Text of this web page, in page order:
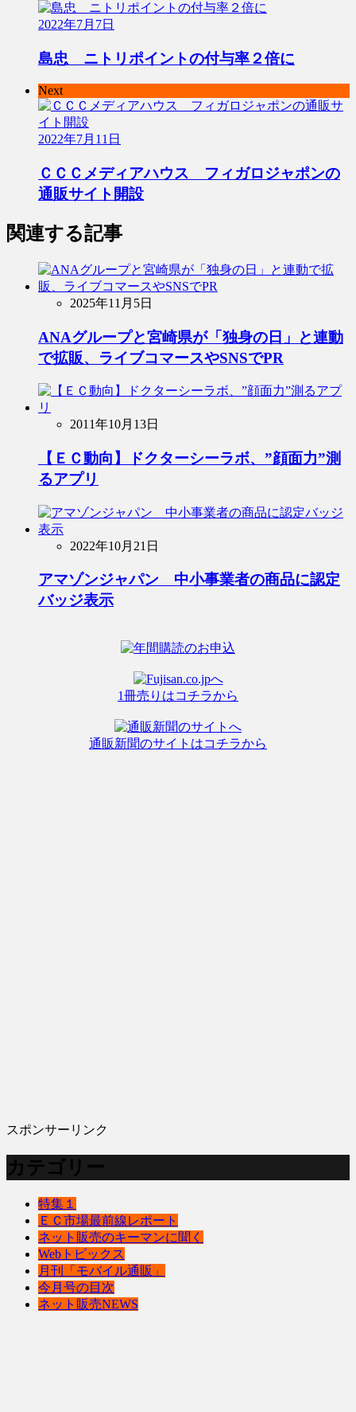
2022年7月7日
島忠 ニトリポイントの付与率２倍に
Next
2022年7月11日
ＣＣＣメディアハウス フィガロジャポンの
通販サイト開設
関連する記事
2025年11月5日
ANAグループと宮崎県が「独身の日」と連動
で拡販、ライブコマースやSNSでPR
2011年10月13日
【ＥＣ動向】ドクターシーラボ、”顔面力”測
るアプリ
2022年10月21日
アマゾンジャパン 中小事業者の商品に認定
バッジ表示
1冊売りはコチラから
通販新聞のサイトはコチラから
スポンサーリンク
カテゴリー
特集１
ＥＣ市場最前線レポート
ネット販売のキーマンに聞く
Webトピックス
月刊「モバイル通販」
今月号の目次
ネット販売NEWS